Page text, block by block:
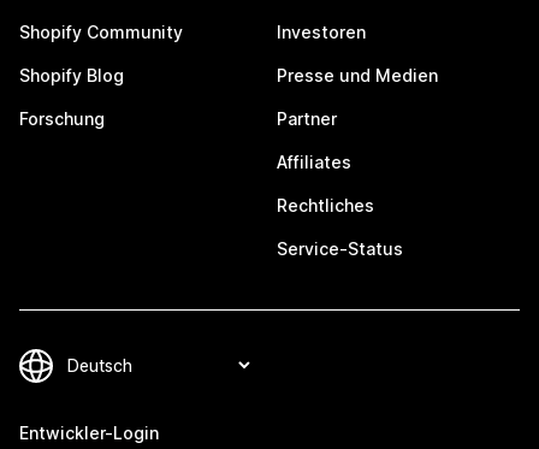
Shopify Community
Shopify Blog
Forschung
Investoren
Presse und Medien
Partner
Affiliates
Rechtliches
Service-Status
Entwickler-Login